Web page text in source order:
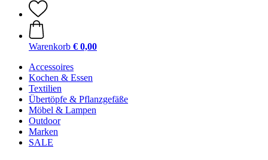
Warenkorb € 0,00
Accessoires
Kochen & Essen
Textilien
Übertöpfe & Pflanzgefäße
Möbel & Lampen
Outdoor
Marken
SALE